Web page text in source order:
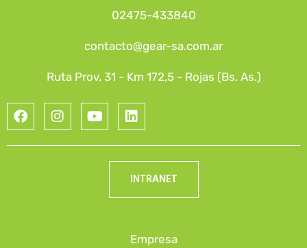
02475-433840
contacto@gear-sa.com.ar
Ruta Prov. 31 - Km 172,5 - Rojas (Bs. As.)
INTRANET
Empresa